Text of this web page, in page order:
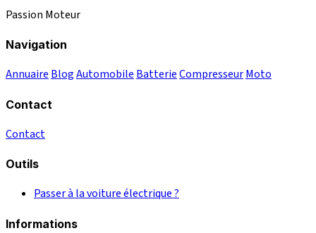
Passion Moteur
Navigation
Annuaire BlogAutomobile BatterieCompresseurMoto
Contact
Contact
Outils
Passer à la voiture électrique ?
Informations